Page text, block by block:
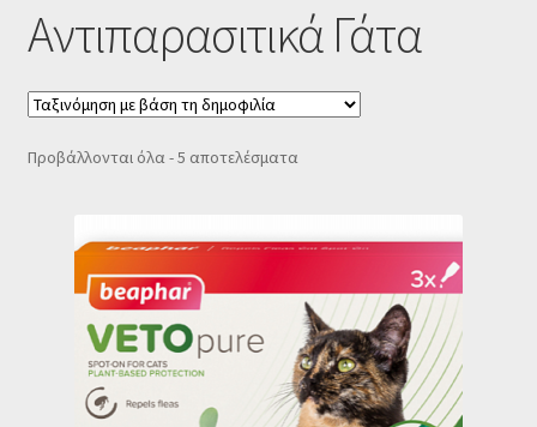
Καλάθι
Κατάστημα
Ο λογαριασμός μου
Αντιπαρασιτικά Γάτα
Προβάλλονται όλα - 5 αποτελέσματαSorted